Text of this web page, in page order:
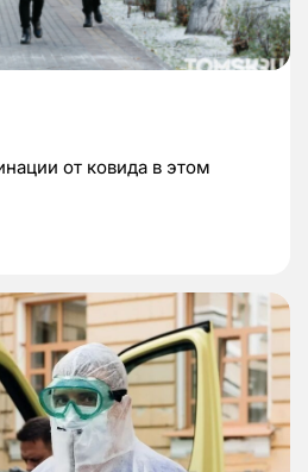
от ковида в этом